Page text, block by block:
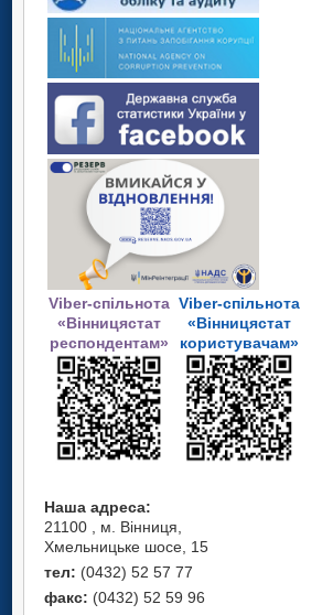
Viber-спільнота
«Вінницястат
респондентам»
Viber-спільнота
«Вінницястат
користувачам»
Наша адреса:
21100 , м. Вінниця,
Хмельницьке шосе, 15
тел: (0432) 52 57 77
факс: (0432) 52 59 96